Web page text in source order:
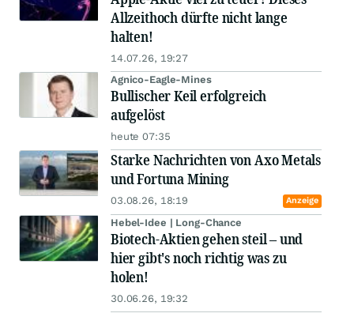
Allzeithoch dürfte nicht lange
halten!
14.07.26, 19:27
Agnico-Eagle-Mines
Bullischer Keil erfolgreich
aufgelöst
heute 07:35
Starke Nachrichten von Axo Metals
und Fortuna Mining
03.08.26, 18:19 Anzeige
Hebel-Idee | Long-Chance
Biotech-Aktien gehen steil – und
hier gibt's noch richtig was zu
holen!
30.06.26, 19:32